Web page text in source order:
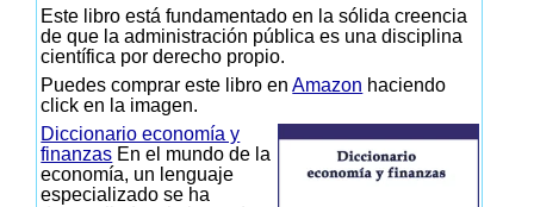
Este libro está fundamentado en la sólida creencia
de que la administración pública es una disciplina
científica por derecho propio.
Puedes comprar este libro enAmazon haciendo
click en la imagen.
Diccionario economía y
finanzas En el mundo de la
economía, un lenguaje
especializado se ha